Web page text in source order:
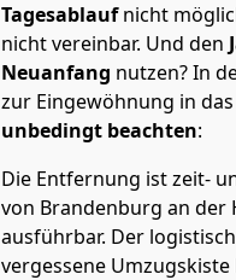
Tagesablaufnicht
nicht vereinbar. Und den
Neuanfang nutzen? In
zur Eingewöhnung in
unbedingt beachten:
Die Entfernung ist zeit-
von Brandenburg an der
ausführbar. Der
vergessene